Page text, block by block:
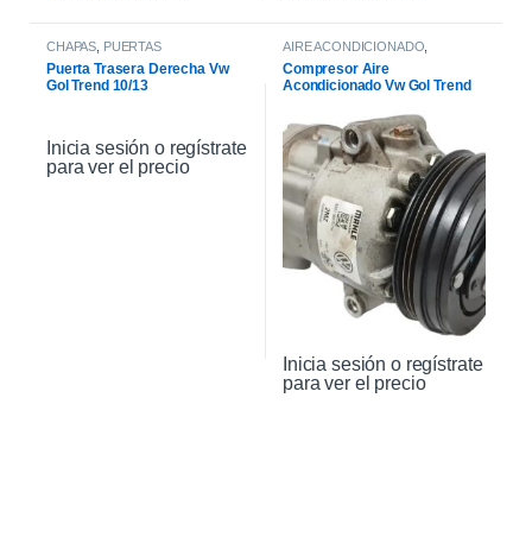
CHAPAS PUERTAS
Puerta Trasera Derecha Vw
Gol Trend 10/13
Inicia sesión o regístrate
para ver el precio
AIRE ACONDICIONADO
Compresor Aire
Acondicionado Vw Gol Trend
Inicia sesión o regístrate
para ver el precio